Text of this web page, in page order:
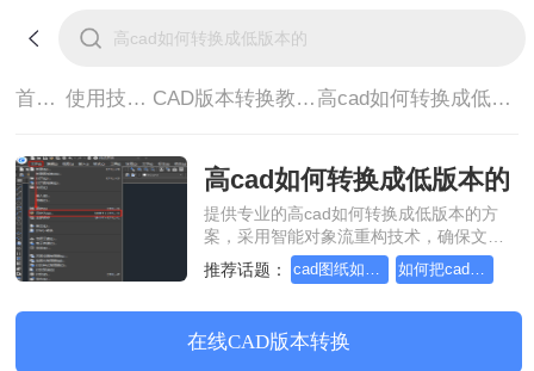
首页> 使用技巧> CAD版本转换教程> 高cad如何转换成低版本的
高cad如何转换成低版本的
提供专业的高cad如何转换成低版本的方
案，采用智能对象流重构技术，确保文档
1:1高保真还原且排版不乱码。支持一键批
量处理，全链路 SSL 加密保障隐私安全。
无需安装，高效办公。
推荐话题： cad图纸如何转换成低版本的 如何把cad图纸转换成低版本的
在线CAD版本转换